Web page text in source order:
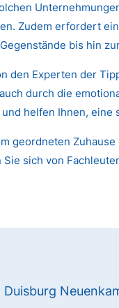
Zudem erfordert
bis hin
den Experten der
durch die
helfen Ihnen,
geordneten
sich von